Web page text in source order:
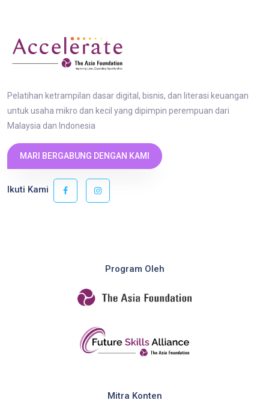
Pelatihan ketrampilan dasar digital, bisnis, dan literasi keuangan
untuk usaha mikro dan kecil yang dipimpin perempuan dari
Malaysia dan Indonesia
MARI BERGABUNG DENGAN KAMI
Ikuti Kami
Program Oleh
Mitra Konten